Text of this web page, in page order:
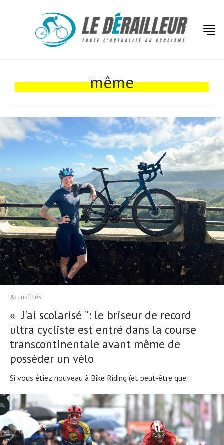
même
Actualités
« J'ai scolarisé '': le briseur de record
ultra cycliste est entré dans la course
transcontinentale avant même de
posséder un vélo
Si vous étiez nouveau à Bike Riding (et peut-être que...
Tests de produits
Tendances
Tous nos articles
À propos